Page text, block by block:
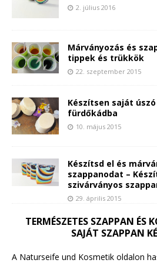
2. július 2016
Márványozás és
tippek és trükkök
22. szeptember 2015
Készítsen saját
fürdőkádba
10. május 2015
Készítsd el és
szappanodat –
szivárványos
29. április 2015
TERMÉSZETES SZAPPAN ÉS
SAJÁT SZAPPAN
A Naturseife und Kosmetik oldalon